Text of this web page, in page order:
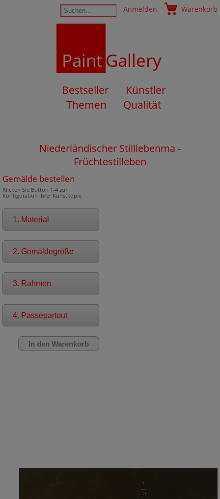
Anmelden Warenkorb
PaintGallery
Bestseller
Künstler
Themen
Qualität
Niederländischer Stilllebenma -
Früchtestilleben
Gemälde bestellen
Klicken Sie Button 1-4 zur
Konfiguration Ihrer Kunstkopie
1. Material
2. Gemäldegröße
3. Rahmen
4. Passepartout